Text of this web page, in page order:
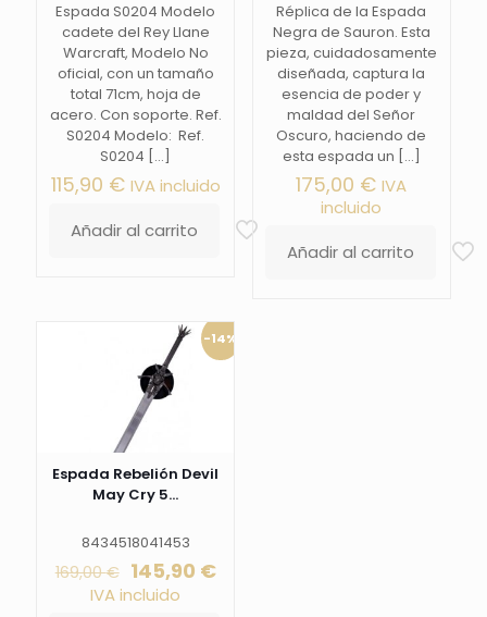
Espada S0204 Modelo
cadete del Rey Llane
Warcraft, Modelo No
oficial, con un tamaño
total 71cm, hoja de
acero. Con soporte. Ref.
S0204 Modelo: Ref.
S0204 […]
115,90 € IVA incluido
Añadir al carrito
Réplica de la Espada
Negra de Sauron. Esta
pieza, cuidadosamente
diseñada, captura la
esencia de poder y
maldad del Señor
Oscuro, haciendo de
esta espada un […]
175,00 € IVA
incluido
Añadir al carrito
-14%
Espada Rebelión Devil
May Cry 5...
8434518041453
169,00€ El
precio
145,90 €El
IVA incluido